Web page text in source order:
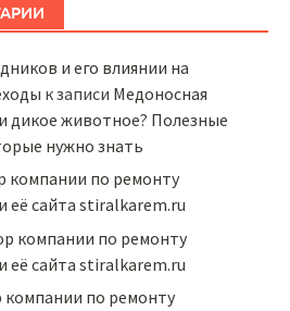
и его влиянии на
к записи Медоносная
дикое животное? Полезные
нужно знать
компании по ремонту
её сайта stiralkarem.ru
компании по ремонту
её сайта stiralkarem.ru
компании по ремонту